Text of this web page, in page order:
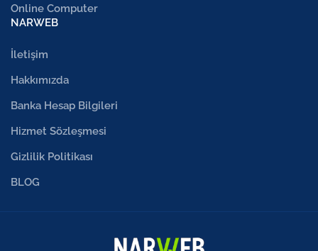
Online Computer
NARWEB
İletişim
Hakkımızda
Banka Hesap Bilgileri
Hizmet Sözleşmesi
Gizlilik Politikası
BLOG